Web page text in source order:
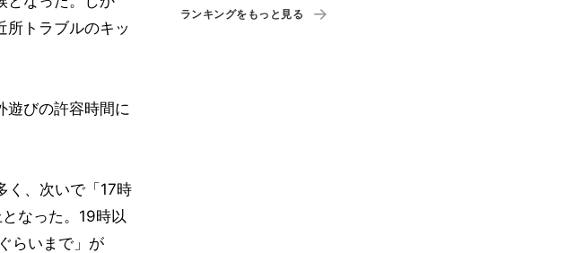
所トラブルのキッ
遊びの許容時間に
く、次いで「17時
なった。19時以
らいまで」が
ランキングをもっと見る